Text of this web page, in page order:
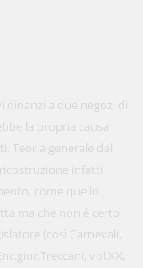
dinanzi a due negozi di
la propria causa
Teoria generale del
infatti
come quello
ma che non è certo
(così Carnevali,
vol.XX,